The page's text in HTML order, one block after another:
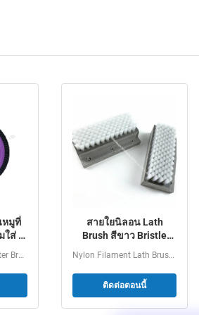
หมูที่
ใส่ มี
ละ
ปรับ
อง
Pig Hair Bristle Stenter Brush 3 Hole Fixation Textile...
สายใยนิลอน Lath
Brush สีขาว Bristle
PVC ฐานอุตสาหกร
Nylon Filament Lath Brush White Bristle PVC Base...
ติดต่อตอนนี้